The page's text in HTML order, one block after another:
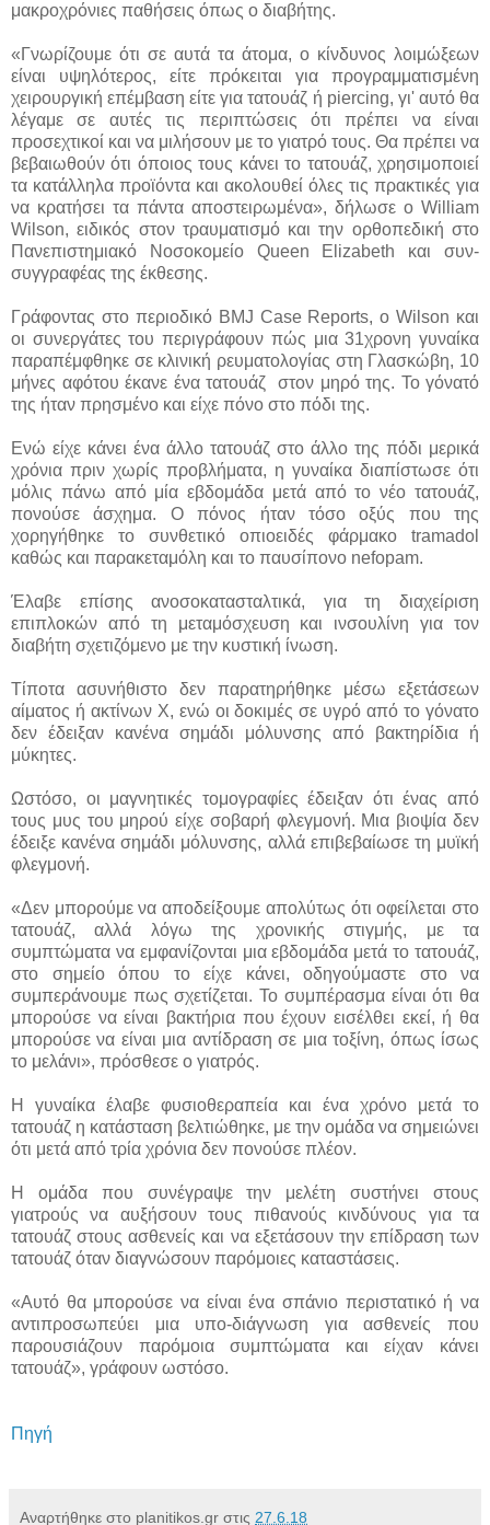
μακροχρόνιες παθήσεις όπως ο διαβήτης.
«Γνωρίζουμε ότι σε αυτά τα άτομα, ο κίνδυνος λοιμώξεων
είναι υψηλότερος, είτε πρόκειται για προγραμματισμένη
χειρουργική επέμβαση είτε για τατουάζ ή piercing, γι' αυτό θα
λέγαμε σε αυτές τις περιπτώσεις ότι πρέπει να είναι
προσεχτικοί και να μιλήσουν με το γιατρό τους. Θα πρέπει να
βεβαιωθούν ότι όποιος τους κάνει το τατουάζ, χρησιμοποιεί
τα κατάλληλα προϊόντα και ακολουθεί όλες τις πρακτικές για
να κρατήσει τα πάντα αποστειρωμένα», δήλωσε ο William
Wilson, ειδικός στον τραυματισμό και την ορθοπεδική στο
Πανεπιστημιακό Νοσοκομείο Queen Elizabeth και συν-
συγγραφέας της έκθεσης.
Γράφοντας στο περιοδικό BMJ Case Reports, ο Wilson και
οι συνεργάτες του περιγράφουν πώς μια 31χρονη γυναίκα
παραπέμφθηκε σε κλινική ρευματολογίας στη Γλασκώβη, 10
μήνες αφότου έκανε ένα τατουάζ στον μηρό της. Το γόνατό
της ήταν πρησμένο και είχε πόνο στο πόδι της.
Ενώ είχε κάνει ένα άλλο τατουάζ στο άλλο της πόδι μερικά
χρόνια πριν χωρίς προβλήματα, η γυναίκα διαπίστωσε ότι
μόλις πάνω από μία εβδομάδα μετά από το νέο τατουάζ,
πονούσε άσχημα. Ο πόνος ήταν τόσο οξύς που της
χορηγήθηκε το συνθετικό οπιοειδές φάρμακο tramadol
καθώς και παρακεταμόλη και το παυσίπονο nefopam.
Έλαβε επίσης ανοσοκατασταλτικά, για τη διαχείριση
επιπλοκών από τη μεταμόσχευση και ινσουλίνη για τον
διαβήτη σχετιζόμενο με την κυστική ίνωση.
Τίποτα ασυνήθιστο δεν παρατηρήθηκε μέσω εξετάσεων
αίματος ή ακτίνων Χ, ενώ οι δοκιμές σε υγρό από το γόνατο
δεν έδειξαν κανένα σημάδι μόλυνσης από βακτηρίδια ή
μύκητες.
Ωστόσο, οι μαγνητικές τομογραφίες έδειξαν ότι ένας από
τους μυς του μηρού είχε σοβαρή φλεγμονή. Μια βιοψία δεν
έδειξε κανένα σημάδι μόλυνσης, αλλά επιβεβαίωσε τη μυϊκή
φλεγμονή.
«Δεν μπορούμε να αποδείξουμε απολύτως ότι οφείλεται στο
τατουάζ, αλλά λόγω της χρονικής στιγμής, με τα
συμπτώματα να εμφανίζονται μια εβδομάδα μετά το τατουάζ,
στο σημείο όπου το είχε κάνει, οδηγούμαστε στο να
συμπεράνουμε πως σχετίζεται. Το συμπέρασμα είναι ότι θα
μπορούσε να είναι βακτήρια που έχουν εισέλθει εκεί, ή θα
μπορούσε να είναι μια αντίδραση σε μια τοξίνη, όπως ίσως
το μελάνι», πρόσθεσε ο γιατρός.
Η γυναίκα έλαβε φυσιοθεραπεία και ένα χρόνο μετά το
τατουάζ η κατάσταση βελτιώθηκε, με την ομάδα να σημειώνει
ότι μετά από τρία χρόνια δεν πονούσε πλέον.
Η ομάδα που συνέγραψε την μελέτη συστήνει στους
γιατρούς να αυξήσουν τους πιθανούς κινδύνους για τα
τατουάζ στους ασθενείς και να εξετάσουν την επίδραση των
τατουάζ όταν διαγνώσουν παρόμοιες καταστάσεις.
«Αυτό θα μπορούσε να είναι ένα σπάνιο περιστατικό ή να
αντιπροσωπεύει μια υπο-διάγνωση για ασθενείς που
παρουσιάζουν παρόμοια συμπτώματα και είχαν κάνει
τατουάζ», γράφουν ωστόσο.
Πηγή
Αναρτήθηκε στο planitikos.gr στις 27.6.18